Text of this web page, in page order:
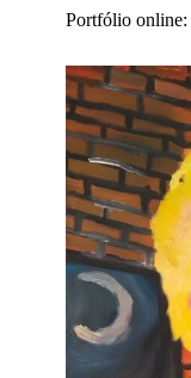
Portfólio online: